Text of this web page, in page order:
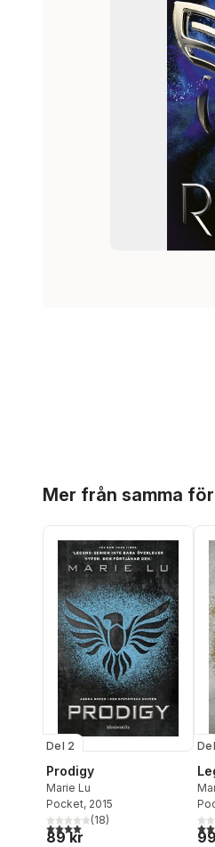
Mer från samma
Del 2
Prodigy
Marie Lu
Pocket, 2015
4,0utav 5 stjärnor. Totalt antal
(18)
89 kr
4,3